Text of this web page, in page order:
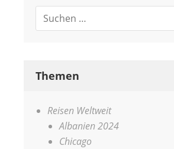
Themen
Reisen Weltweit
Albanien 2024
Chicago